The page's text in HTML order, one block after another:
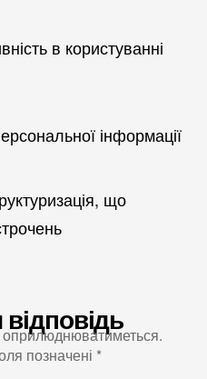
в користуванні
інформації
що
позначені *